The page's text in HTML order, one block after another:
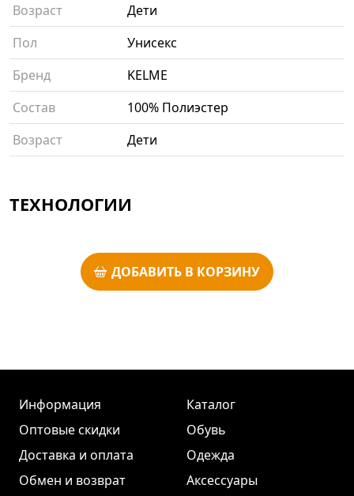
Возраст
Дети
Пол
Унисекс
Бренд
KELME
Состав
100% Полиэстер
Возраст
Дети
ТЕХНОЛОГИИ
ДОБАВИТЬ В КОРЗИНУ
Информация
Оптовые скидки
Доставка и оплата
Обмен и возврат
Каталог
Обувь
Одежда
Аксессуары